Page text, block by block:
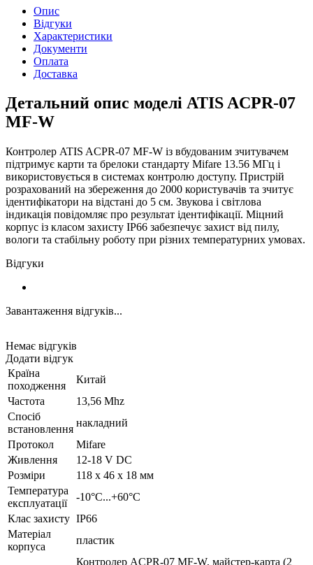
Опис
Відгуки
Характеристики
Документи
Оплата
Доставка
Детальний опис моделі ATIS ACPR-07
MF-W
Контролер ATIS ACPR-07 MF-W із вбудованим зчитувачем
підтримує карти та брелоки стандарту Mifare 13.56 МГц і
використовується в системах контролю доступу. Пристрій
розрахований на збереження до 2000 користувачів та зчитує
ідентифікатори на відстані до 5 см. Звукова і світлова
індикація повідомляє про результат ідентифікації. Міцний
корпус із класом захисту IP66 забезпечує захист від пилу,
вологи та стабільну роботу при різних температурних умовах.
Відгуки
Завантаження відгуків...
Немає відгуків
Додати відгук
Країна
походження
Китай
Частота
13,56 Mhz
Спосіб
встановлення
накладний
Протокол
Mifare
Живлення
12-18 V DC
Розміри
118 х 46 х 18 мм
Температура
експлуатації
-10°C...+60°C
Клас захисту IP66
Матеріал
корпуса
пластик
Контролер ACPR-07 MF-W, майстер-карта (2